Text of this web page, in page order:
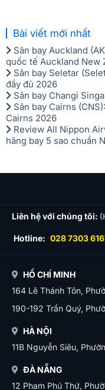
Bài viết mới nhất
Sân bay Auckland
quốc tế Auckland New
Sân bay Seletar
đầy đủ 2026
Sân bay Changi
Sân bay Cairns
Cairns 2026
Review All Nippon
hãng bay 5 sao chuẩn
Liên hệ với chúng tôi:
Hotline: 028 7303
HỒ CHÍ MINH
164 Lê Thánh Tôn,
190-192 Trần Quý,
HÀ NỘI
11B Nguyễn Siêu,
ĐÀ NẴNG
12 Phạm Phú Thứ,